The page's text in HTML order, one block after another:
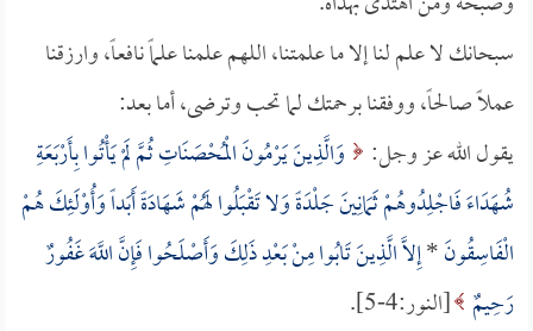
سبحانك لا علم لنا إلا ما علمتنا، اللهم علمنا علماً نافعاً، وارزقنا
عملاً صالحاً، ووفقنا برحمتك لما تحب وترضى، أما بعد:
يقول الله عز وجل:
وَالَّذِينَ يَرْمُونَ الْمُحْصَنَاتِ ثُمَّ لَمْ يَأْتُوا بِأَرْبَعَةِ
شُهَدَاءَ فَاجْلِدُوهُمْ ثَمَانِينَ جَلْدَةً وَلا تَقْبَلُوا لَهُمْ شَهَادَةً أَبَداً وَأُوْلَئِكَ هُمْ
الْفَاسِقُونَ*إِلاَّ الَّذِينَ تَابُوا مِنْ بَعْدِ ذَلِكَ وَأَصْلَحُوا فَإِنَّ اللَّهَ غَفُورٌ
رَحِيمٌ [النور:4-5].